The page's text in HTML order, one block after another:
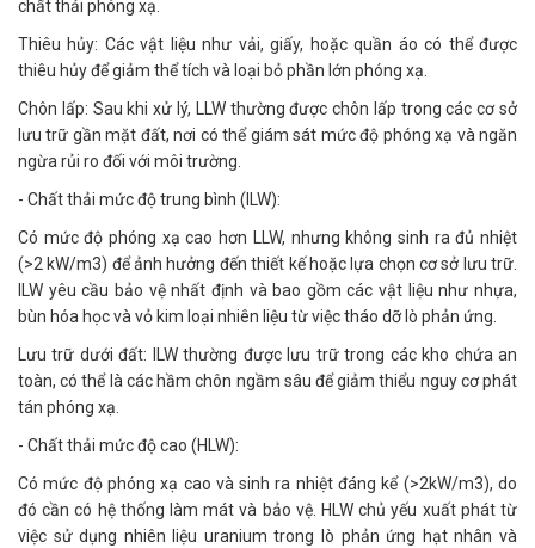
chất thải phóng xạ.
Thiêu hủy: Các vật liệu như vải, giấy, hoặc quần áo có thể được
thiêu hủy để giảm thể tích và loại bỏ phần lớn phóng xạ.
Chôn lấp: Sau khi xử lý, LLW thường được chôn lấp trong các cơ sở
lưu trữ gần mặt đất, nơi có thể giám sát mức độ phóng xạ và ngăn
ngừa rủi ro đối với môi trường.
- Chất thải mức độ trung bình (ILW):
Có mức độ phóng xạ cao hơn LLW, nhưng không sinh ra đủ nhiệt
(>2 kW/m3) để ảnh hưởng đến thiết kế hoặc lựa chọn cơ sở lưu trữ.
ILW yêu cầu bảo vệ nhất định và bao gồm các vật liệu như nhựa,
bùn hóa học và vỏ kim loại nhiên liệu từ việc tháo dỡ lò phản ứng.
Lưu trữ dưới đất: ILW thường được lưu trữ trong các kho chứa an
toàn, có thể là các hầm chôn ngầm sâu để giảm thiểu nguy cơ phát
tán phóng xạ.
- Chất thải mức độ cao (HLW):
Có mức độ phóng xạ cao và sinh ra nhiệt đáng kể (>2kW/m3), do
đó cần có hệ thống làm mát và bảo vệ. HLW chủ yếu xuất phát từ
việc sử dụng nhiên liệu uranium trong lò phản ứng hạt nhân và